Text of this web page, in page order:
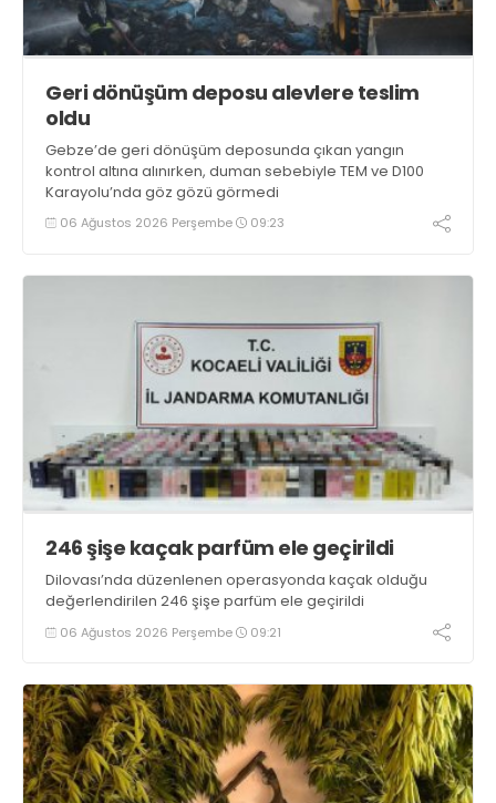
Geri dönüşüm deposu alevlere teslim
oldu
Gebze’de geri dönüşüm deposunda çıkan yangın
kontrol altına alınırken, duman sebebiyle TEM ve D100
Karayolu’nda göz gözü görmedi
06 Ağustos 2026 Perşembe 09:23
246 şişe kaçak parfüm ele geçirildi
Dilovası’nda düzenlenen operasyonda kaçak olduğu
değerlendirilen 246 şişe parfüm ele geçirildi
06 Ağustos 2026 Perşembe 09:21